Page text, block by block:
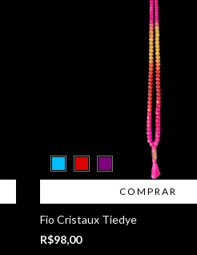
COMPRAR
Fio Cristaux Tiedye
R$98,00